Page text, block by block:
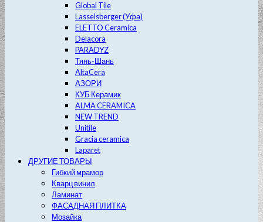
Global Tile
Lasselsberger (Уфа)
ELETTO Ceramica
Delacora
PARADYZ
Тянь-Шань
AltaCera
АЗОРИ
КУБ Керамик
ALMA CERAMICA
NEW TREND
Unitile
Gracia ceramica
Laparet
ДРУГИЕ ТОВАРЫ
Гибкий мрамор
Кварц винил
Ламинат
ФАСАДНАЯ ПЛИТКА
Мозайка